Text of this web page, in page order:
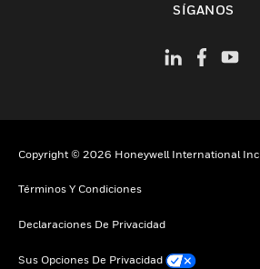
SÍGANOS
Copyright © 2026 Honeywell International Inc
Términos Y Condiciones
Declaraciones De Privacidad
Sus Opciones De Privacidad